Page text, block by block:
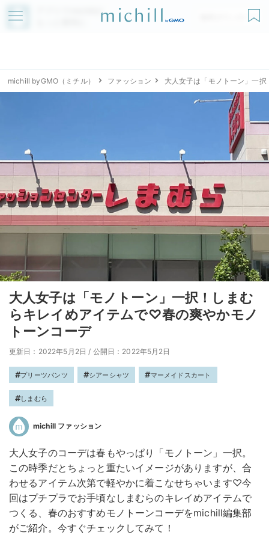
アプリでmichillが
無料ダウンロード
michill byGMO（ミチル） ファッション 大人女子は「モノトーン」一
大人女子は「モノトーン」一択！しまむ
らキレイめアイテムで♡春の爽やかモノ
トーンコーデ
更新日：2022年5月2日 / 公開日：2022年5月2日
プリーツパンツ シアーシャツ マーメイドスカート
しまむら
michill ファッション
大人女子のコーデは春もやっぱり「モノトーン」一択。
この時季だとちょっと重たいイメージがありますが、合
わせるアイテム次第で軽やかに着こなせちゃいます♡今
回はプチプラでお手頃なしまむらのキレイめアイテムで
つくる、春のおすすめモノトーンコーデをmichill編集部
がご紹介。今すぐチェックしてみて！